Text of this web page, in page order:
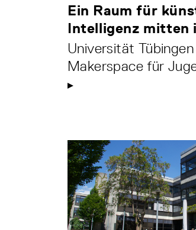
Ein Raum für
Intelligenz mitten
Universität
Makerspace für